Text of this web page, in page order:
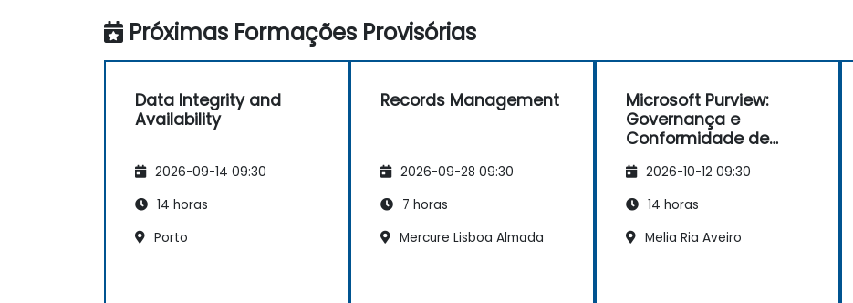
Próximas Formações Provisórias
Data Integrity and
Availability
2026-09-14 09:30
14 horas
Porto
Records Management
2026-09-28 09:30
7 horas
Mercure Lisboa Almada
Microsoft Purview:
Governança e
Conformidade de
2026-10-12 09:30
14 horas
Melia Ria Aveiro